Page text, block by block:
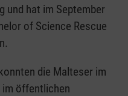
und hat im September
of Science Rescue
die Malteser im
im öffentlichen